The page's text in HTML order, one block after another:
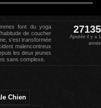
font du yoga
de coucher
s'est transformée
malencontreux
les deux jeunes
sans complexe.
27135
Ajoutée il y a 1
année
Chien